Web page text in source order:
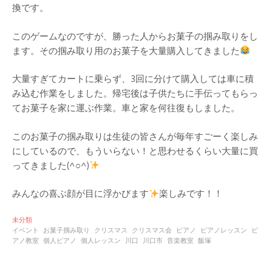
換です。
このゲームなのですが、勝った人からお菓子の掴み取りをし
ます。その掴み取り用のお菓子を大量購入してきました
大量すぎてカートに乗らず、3回に分けて購入しては車に積
み込む作業をしました。帰宅後は子供たちに手伝ってもらっ
てお菓子を家に運ぶ作業。車と家を何往復もしました。
このお菓子の掴み取りは生徒の皆さんが毎年すごーく楽しみ
にしているので、もういらない！と思わせるくらい大量に買
ってきました(^○^)
みんなの喜ぶ顔が目に浮かびます 楽しみです！！
未分類
イベント
お菓子掴み取り クリスマス クリスマス会 ピアノ ピアノレッスン
ピ
アノ教室 個人ピアノ 個人レッスン 川口 川口市 音楽教室 飯塚